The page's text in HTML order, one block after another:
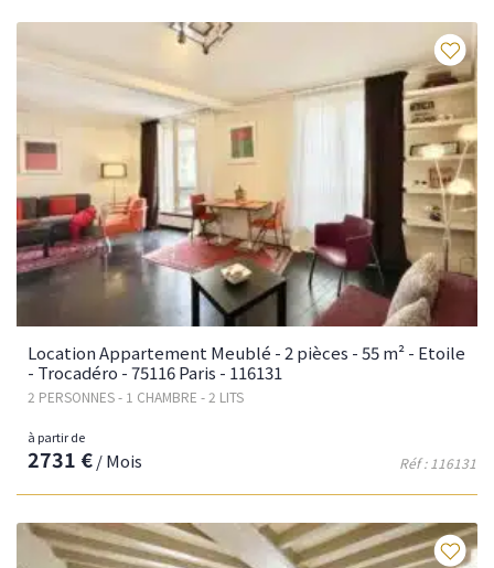
Location Appartement Meublé - 2 pièces - 55 m² - Etoile
- Trocadéro - 75116 Paris - 116131
2 PERSONNES - 1 CHAMBRE - 2 LITS
Réf : 116131
à partir de
2731 €/ Mois